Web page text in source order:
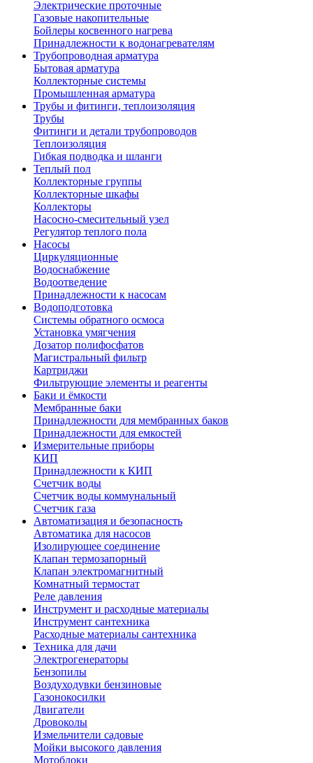
Электрические проточные
Газовые накопительные
Бойлеры косвенного нагрева
Принадлежности к водонагревателям
Трубопроводная арматура
Бытовая арматура
Коллекторные системы
Промышленная арматура
Трубы и фитинги, теплоизоляция
Трубы
Фитинги и детали трубопроводов
Теплоизоляция
Гибкая подводка и шланги
Теплый пол
Коллекторные группы
Коллекторные шкафы
Коллекторы
Насосно-смесительный узел
Регулятор теплого пола
Насосы
Циркуляционные
Водоснабжение
Водоотведение
Принадлежности к насосам
Водоподготовка
Системы обратного осмоса
Установка умягчения
Дозатор полифосфатов
Магистральный фильтр
Картриджи
Фильтрующие элементы и реагенты
Баки и ёмкости
Мембранные баки
Принадлежности для мембранных баков
Принадлежности для емкостей
Измерительные приборы
КИП
Принадлежности к КИП
Счетчик воды
Счетчик воды коммунальный
Счетчик газа
Автоматизация и безопасность
Автоматика для насосов
Изолирующее соединение
Клапан термозапорный
Клапан электромагнитный
Комнатный термостат
Реле давления
Инструмент и расходные материалы
Инструмент сантехника
Расходные материалы сантехника
Техника для дачи
Электрогенераторы
Бензопилы
Воздуходувки бензиновые
Газонокосилки
Двигатели
Дровоколы
Измельчители садовые
Мойки высокого давления
Мотоблоки